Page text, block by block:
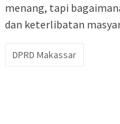
menang, tapi
dan keterlibatan
DPRD Makassar